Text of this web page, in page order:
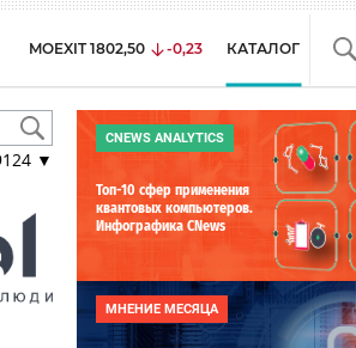
MOEXIT 1802,50 -0,23 КАТАЛОГ
▼
CNEWS ANALYTICS
Топ-10 сфер применения
квантовых компьютеров.
Инфографика CNews
МНЕНИЕ МЕСЯЦА